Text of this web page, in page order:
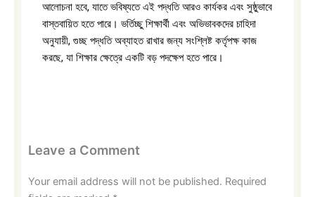
আলোচনা হবে, যাতে ভবিষ্যতে এই পদ্ধতি আরও কার্যকর এবং সুষ্ঠুভাবে
বাস্তবায়িত হতে পারে। ভর্তিচ্ছু শিক্ষার্থী এবং অভিভাবকদের চাহিদা
অনুযায়ী, গুচ্ছ পদ্ধতি অব্যাহত রাখার জন্য সংশ্লিষ্ট কর্তৃপক্ষ কাজ
করছে, যা শিক্ষার ক্ষেত্রে একটি বড় পদক্ষেপ হতে পারে।
Leave a Comment
Your email address will not be published. Required